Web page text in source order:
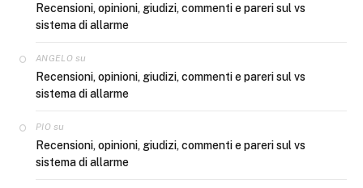
Recensioni, opinioni, giudizi, commenti e pareri sul vs
sistema di allarme
ANGELO su
Recensioni, opinioni, giudizi, commenti e pareri sul vs
sistema di allarme
PIO su
Recensioni, opinioni, giudizi, commenti e pareri sul vs
sistema di allarme